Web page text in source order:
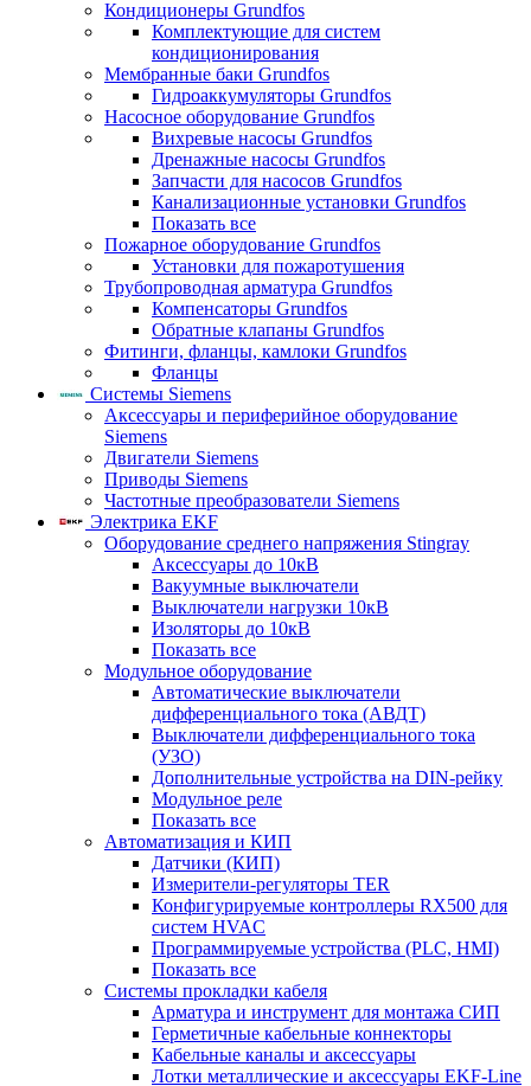
Кондиционеры Grundfos
Комплектующие для систем
кондиционирования
Мембранные баки Grundfos
Гидроаккумуляторы Grundfos
Насосное оборудование Grundfos
Вихревые насосы Grundfos
Дренажные насосы Grundfos
Запчасти для насосов Grundfos
Канализационные установки Grundfos
Показать все
Пожарное оборудование Grundfos
Установки для пожаротушения
Трубопроводная арматура Grundfos
Компенсаторы Grundfos
Обратные клапаны Grundfos
Фитинги, фланцы, камлоки Grundfos
Фланцы
Системы Siemens
Аксессуары и периферийное оборудование
Siemens
Двигатели Siemens
Приводы Siemens
Частотные преобразователи Siemens
Электрика EKF
Оборудование среднего напряжения Stingray
Аксессуары до 10кВ
Вакуумные выключатели
Выключатели нагрузки 10кВ
Изоляторы до 10кВ
Показать все
Модульное оборудование
Автоматические выключатели
дифференциального тока (АВДТ)
Выключатели дифференциального тока
(УЗО)
Дополнительные устройства на DIN-рейку
Модульное реле
Показать все
Автоматизация и КИП
Датчики (КИП)
Измерители-регуляторы TER
Конфигурируемые контроллеры RX500 для
систем HVAC
Программируемые устройства (PLC, HMI)
Показать все
Системы прокладки кабеля
Арматура и инструмент для монтажа СИП
Герметичные кабельные коннекторы
Кабельные каналы и аксессуары
Лотки металлические и аксессуары EKF-Line